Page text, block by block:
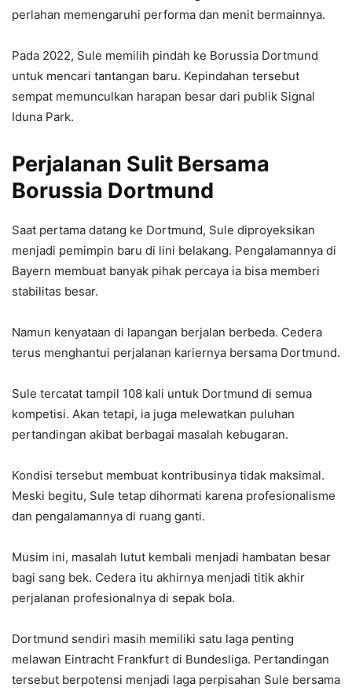
perlahan memengaruhi performa dan menit bermainnya.
Pada 2022, Sule memilih pindah ke Borussia Dortmund
untuk mencari tantangan baru. Kepindahan tersebut
sempat memunculkan harapan besar dari publik Signal
Iduna Park.
Perjalanan Sulit Bersama
Borussia Dortmund
Saat pertama datang ke Dortmund, Sule diproyeksikan
menjadi pemimpin baru di lini belakang. Pengalamannya di
Bayern membuat banyak pihak percaya ia bisa memberi
stabilitas besar.
Namun kenyataan di lapangan berjalan berbeda. Cedera
terus menghantui perjalanan kariernya bersama Dortmund.
Sule tercatat tampil 108 kali untuk Dortmund di semua
kompetisi. Akan tetapi, ia juga melewatkan puluhan
pertandingan akibat berbagai masalah kebugaran.
Kondisi tersebut membuat kontribusinya tidak maksimal.
Meski begitu, Sule tetap dihormati karena profesionalisme
dan pengalamannya di ruang ganti.
Musim ini, masalah lutut kembali menjadi hambatan besar
bagi sang bek. Cedera itu akhirnya menjadi titik akhir
perjalanan profesionalnya di sepak bola.
Dortmund sendiri masih memiliki satu laga penting
melawan Eintracht Frankfurt di Bundesliga. Pertandingan
tersebut berpotensi menjadi laga perpisahan Sule bersama